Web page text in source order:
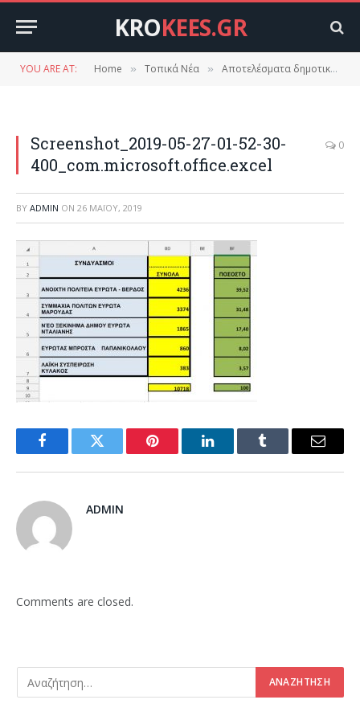
KROKEES.GR
YOU ARE AT: Home » Τοπικά Νέα » Αποτελέσματα δημοτικών εκλογών στο δήμο Ευρώτα. Τελευταία ενημέρωση.
Screenshot_2019-05-27-01-52-30-
400_com.microsoft.office.excel
0
BY ADMIN ON 26 ΜΑΪ́ΟΥ, 2019
FacebookTwitter Pinterest LinkedInTumblr Email
ADMIN
Comments are closed.